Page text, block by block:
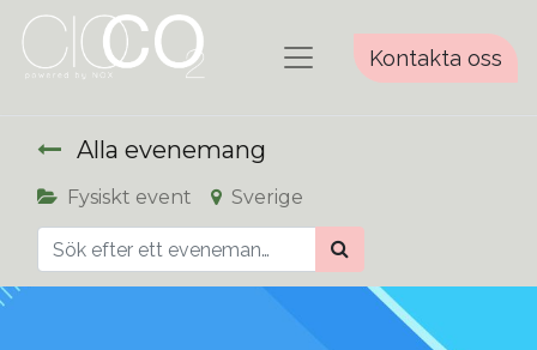
Kontakta oss
Alla evenemang
Fysiskt event Sverige